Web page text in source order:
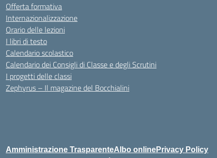
Offerta formativa
Internazionalizzazione
Orario delle lezioni
I libri di testo
Calendario scolastico
Calendario dei Consigli di Classe e degli Scrutini
I progetti delle classi
Zephyrus – Il magazine del Bocchialini
Amministrazione TrasparenteAlbo onlinePrivacy Policy